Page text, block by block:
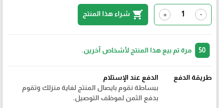
-
+
shopping_cart شراء هذا المنتج
مرة تم بيع هذا المنتج لأشخاص آخرين.
طريقة الدفع
الدفع عند الإستلام
ببساطة نقوم بايصال المنتج لغاية منزلك وتقوم
بدفع الثمن لموظف التوصيل.